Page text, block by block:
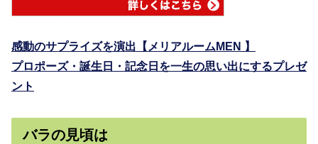
感動のサプライズを演出【メリアルームMEN 】
プロポーズ・誕生日・記念日を一生の思い出にするプレゼ
ント
バラの見頃は